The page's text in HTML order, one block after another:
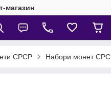
магазин
СРСР Набори монет